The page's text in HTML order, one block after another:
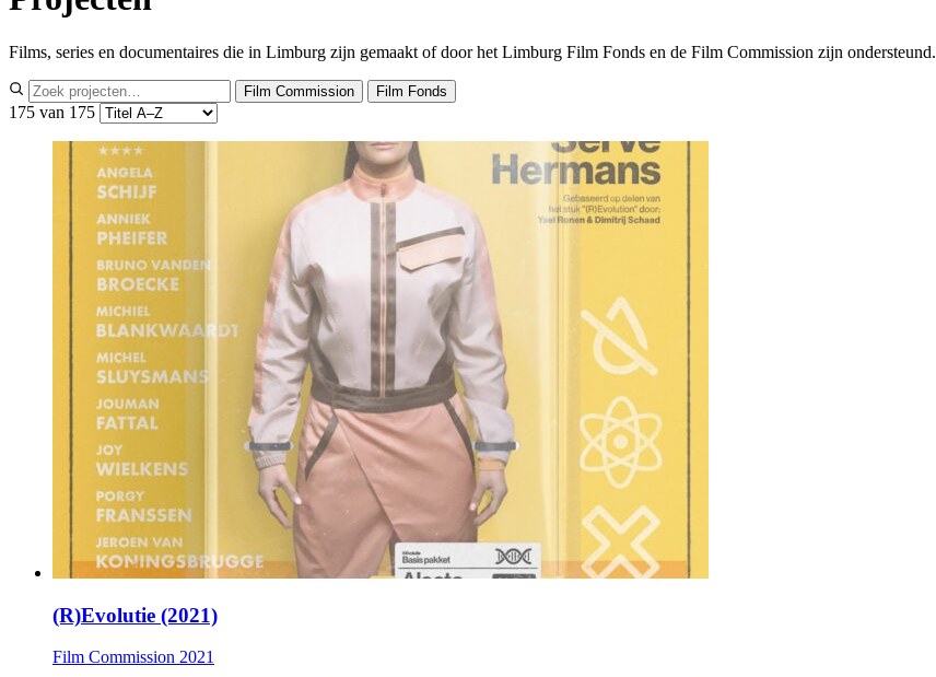
Films, series en documentaires die in Limburg zijn gemaakt of door het Limburg Film Fonds en de Film Commission zijn ondersteund.
Film Commission Film Fonds
175 van 175
(R)Evolutie (2021)
Film Commission 2021